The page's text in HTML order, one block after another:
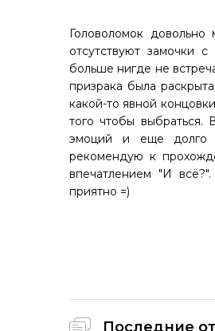
Головоломок
отсутствуют замочки
больше нигде не
призрака была
какой-то явной
того чтобы
эмоций и еще долго
рекомендую к
впечатлением "И
приятно =)
Последние